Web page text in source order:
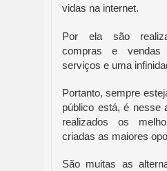
vidas na internet.
Por ela são
compras e
serviços e uma
Portanto, sempre
público está, é nesse
realizados os
criadas as maiores
São muitas as